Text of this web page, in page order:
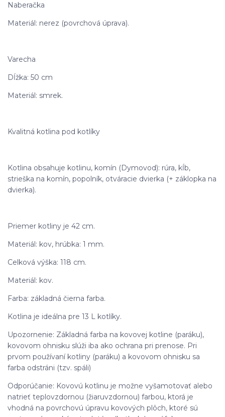
Naberačka
Materiál: nerez (povrchová úprava).
Varecha
Dĺžka: 50 cm
Materiál: smrek.
Kvalitná kotlina pod kotlíky
Kotlina obsahuje kotlinu, komín (Dymovod): rúra, kĺb,
strieška na komín, popolník, otváracie dvierka (+ záklopka na
dvierka).
Priemer kotliny je 42 cm.
Materiál: kov, hrúbka: 1 mm.
Celková výška: 118 cm.
Materiál: kov.
Farba: základná čierna farba.
Kotlina je ideálna pre 13 L kotlíky.
Upozornenie: Základná farba na kovovej kotline (paráku),
kovovom ohnisku slúži iba ako ochrana pri prenose. Pri
prvom používaní kotliny (paráku) a kovovom ohnisku sa
farba odstráni (tzv. spáli)
Odporúčanie: Kovovú kotlinu je možne vyšamotovať alebo
natrieť teplovzdornou (žiaruvzdornou) farbou, ktorá je
vhodná na povrchovú úpravu kovových plôch, ktoré sú